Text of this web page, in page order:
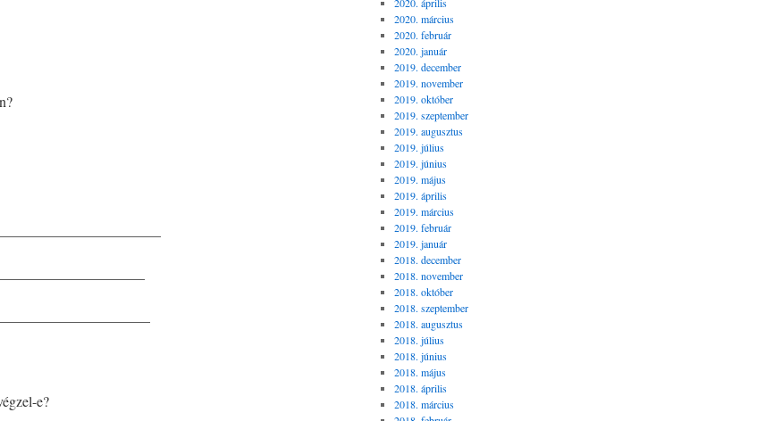
e?
2020. április
2020. március
2020. február
2020. január
2019. december
2019. november
2019. október
2019. szeptember
2019. augusztus
2019. július
2019. június
2019. május
2019. április
2019. március
2019. február
2019. január
2018. december
2018. november
2018. október
2018. szeptember
2018. augusztus
2018. július
2018. június
2018. május
2018. április
2018. március